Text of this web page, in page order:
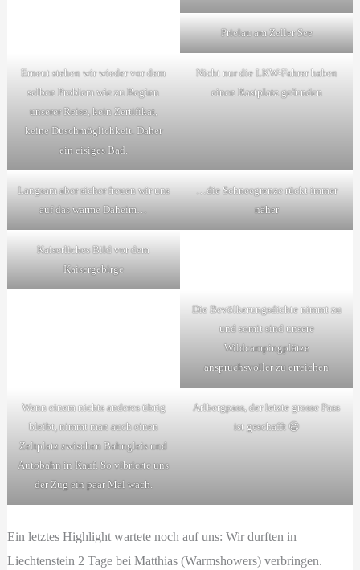
Prielau am Zeller See
Erneut stehen wir wieder vor dem
selben Problem wie zu Beginn
unserer Reise, kein Zertifikat,
keine Duschmöglichkeit. Daher
ein eisiges Bad.
Nicht nur die LKW-Fahrer haben
einen Rastplatz gefunden
Langsam aber sicher freuen wir uns
auf das warme Daheim…
…die Schneegrenze rückt immer
näher
Kaiserliches Bild vor dem
Kaisergebirge
Die Bevölkerungsdichte nimmt zu
und somit sind unsere
Wildcampingplätze
anspruchsvoller zu erreichen
Wenn einem nichts anderes übrig
bleibt, nimmt man auch einen
Zeltplatz zwischen Bahngleis und
Autobahn in Kauf. So vibrierte uns
der Zug ein paar Mal wach.
Arlbergpass, der letzte grosse Pass
ist geschafft 😃
Ein letztes Highlight wartete noch auf uns: Wir durften in
Liechtenstein 2 Tage bei Matthias (Warmshowers) verbringen.